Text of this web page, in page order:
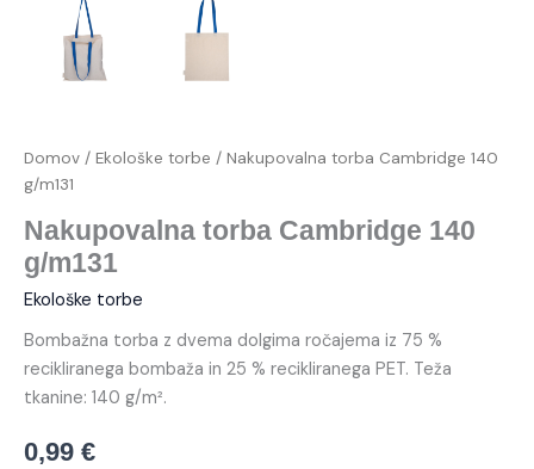
Domov / Ekološke torbe / Nakupovalna torba Cambridge 140
g/m131
Nakupovalna torba Cambridge 140
g/m131
Ekološke torbe
Bombažna torba z dvema dolgima ročajema iz 75 %
recikliranega bombaža in 25 % recikliranega PET. Teža
tkanine: 140 g/m².
0,99 €